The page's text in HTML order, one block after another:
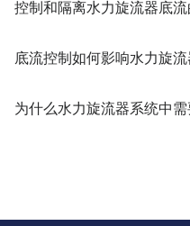
控制和隔离水力旋流器底
底流控制如何影响水力旋流
为什么水力旋流器系统中需